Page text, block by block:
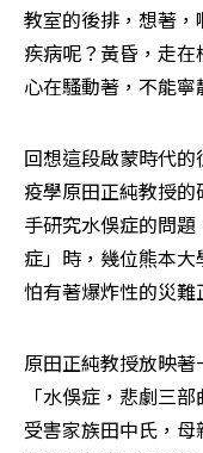
教室的後排，想著
疾病呢？黃昏，走
心在騷動著，不能寧
回想這段啟蒙時代
疫學原田正純教授
手研究水俁症的問
症」時，幾位熊本
怕有著爆炸性的災難
原田正純教授放映
「水俁症，悲劇三
受害家族田中氏，